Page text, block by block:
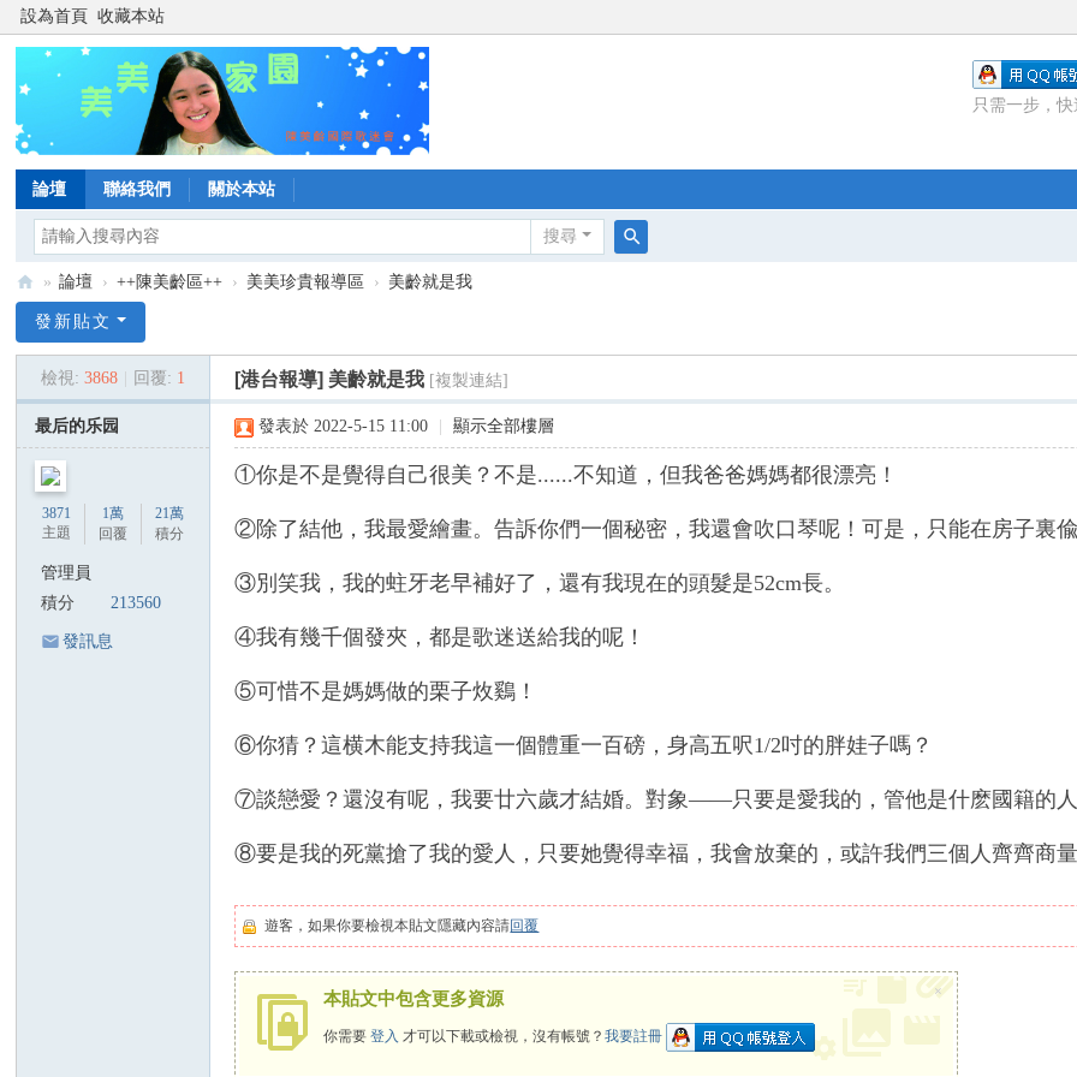
設為首頁 收藏本站
只需一步，
論壇 聯絡我們 關於本站
搜尋
陳
美
美
家
» 論壇 › ++陳美齡區++ › 美美珍貴報導區 › 美齡就是我
發新貼文
檢視: 3868 回覆: 1 [港台報導] 美齡就是我 [複製連結]
最后的乐园
3871
主題
1萬
回覆
21萬
積分
管理員
積分
213560
發訊息
發表於 2022-5-15 11:00 顯示全部樓層
①你是不是覺得自己很美？不是......不知道，但我爸爸媽媽都很漂亮！
②除了結他，我最愛繪畫。告訴你們一個秘密，我還會吹口琴呢！可是，只能在房子裏
③別笑我，我的蛀牙老早補好了，還有我現在的頭髮是52cm長。
④我有幾千個發夾，都是歌迷送給我的呢！
⑤可惜不是媽媽做的栗子炇鷄！
⑥你猜？這横木能支持我這一個體重一百磅，身高五呎1/2吋的胖娃子嗎？
⑦談戀愛？還沒有呢，我要廿六歲才結婚。對象——只要是愛我的，管他是什麽國籍的人
⑧要是我的死黨搶了我的愛人，只要她覺得幸福，我會放棄的，或許我們三個人齊齊商量
遊客，如果你要檢視本貼文隱藏內容請回覆
本貼文中包含更多資源
你需要登入 才可以下載或檢視，沒有帳號？我要註冊
×